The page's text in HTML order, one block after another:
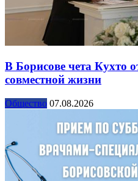
В Борисове чета Кухто
совместной жизни
Общество 07.08.2026